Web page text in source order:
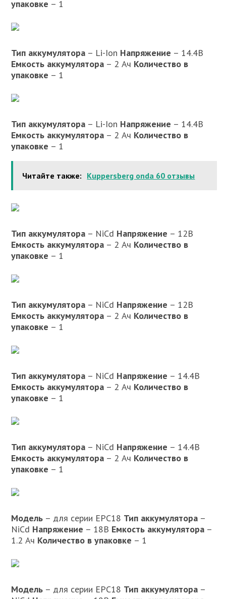
упаковке – 1
Тип аккумулятора – Li-Ion Напряжение – 14.4В
Емкость аккумулятора – 2 Ач Количество в
упаковке – 1
Тип аккумулятора – Li-Ion Напряжение – 14.4В
Емкость аккумулятора – 2 Ач Количество в
упаковке – 1
Читайте также: Kuppersberg onda 60 отзывы
Тип аккумулятора – NiCd Напряжение – 12В
Емкость аккумулятора – 2 Ач Количество в
упаковке – 1
Тип аккумулятора – NiCd Напряжение – 12В
Емкость аккумулятора – 2 Ач Количество в
упаковке – 1
Тип аккумулятора – NiCd Напряжение – 14.4В
Емкость аккумулятора – 2 Ач Количество в
упаковке – 1
Тип аккумулятора – NiCd Напряжение – 14.4В
Емкость аккумулятора – 2 Ач Количество в
упаковке – 1
Модель – для серии EPC18 Тип аккумулятора –
NiCd Напряжение – 18В Емкость аккумулятора –
1.2 Ач Количество в упаковке – 1
Модель – для серии EPC18 Тип аккумулятора –